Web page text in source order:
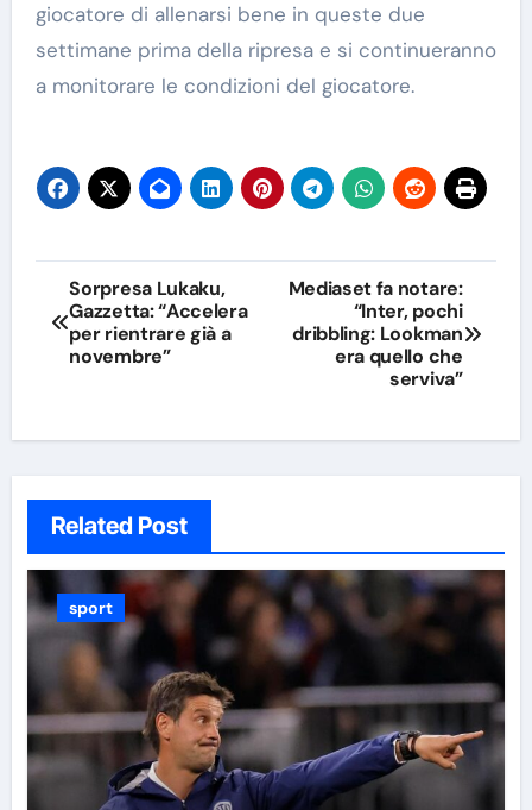
giocatore di allenarsi bene in queste due
settimane prima della ripresa e si continueranno
a monitorare le condizioni del giocatore.
Navigazione
articoli
Sorpresa Lukaku,
Gazzetta: “Accelera
per rientrare già a
novembre”
Mediaset fa notare:
“Inter, pochi
dribbling: Lookman
era quello che
serviva”
Related Post
sport